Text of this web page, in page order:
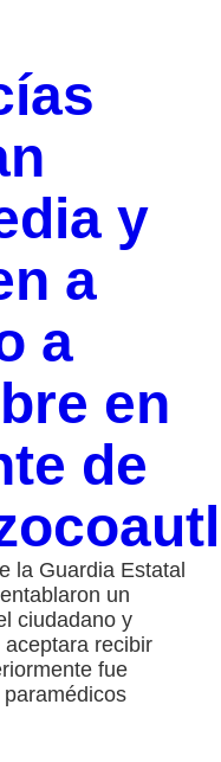
y
a
a
en
de
la Guardia Estatal
un
ciudadano y
recibir
fue